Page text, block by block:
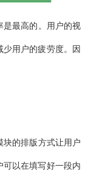
是最高的。用户的视
用户的疲劳度。因
块的排版方式让用户
以在填写好一段内